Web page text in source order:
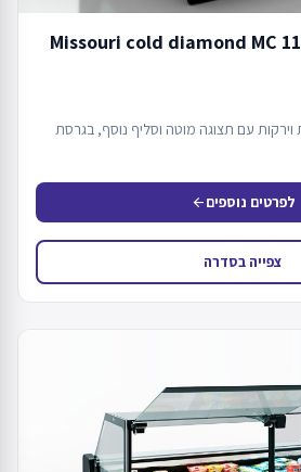
Missouri cold diamond MC
וירקות עם תצוגה מוטה וסליף נוסף, בגרסת
לפרטים נוספיםarrow_back
צפייה בסדרה